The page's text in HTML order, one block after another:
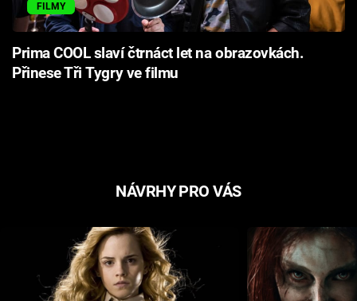
Sledujte nás
FILMY
Prima COOL slaví čtrnáct let na obrazovkách.
Přinese Tři Tygry ve filmu
NÁVRHY PRO VÁS